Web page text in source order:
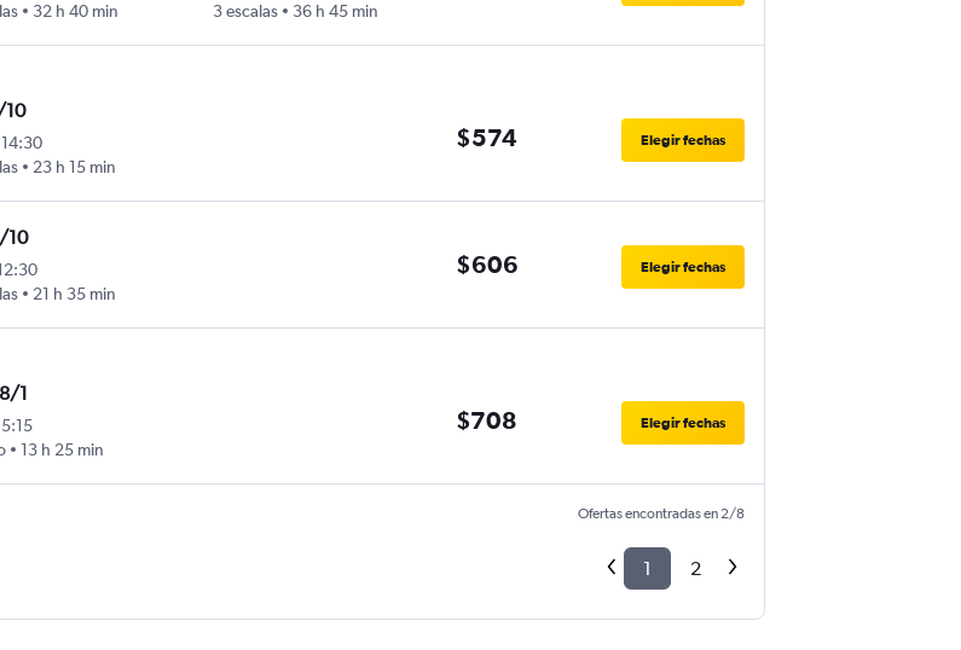
32 h 40 min
3 escalas
36 h 45 min
10
14:30
23 h 15 min
$574 Elegir fechas
10
21 h 35 min
$606 Elegir fechas
1
5:15
13 h 25 min
$708 Elegir fechas
Ofertas encontradas en 2/8
1 2